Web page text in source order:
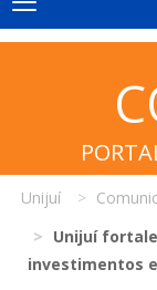
Unijuí
Unijuí
investimentos